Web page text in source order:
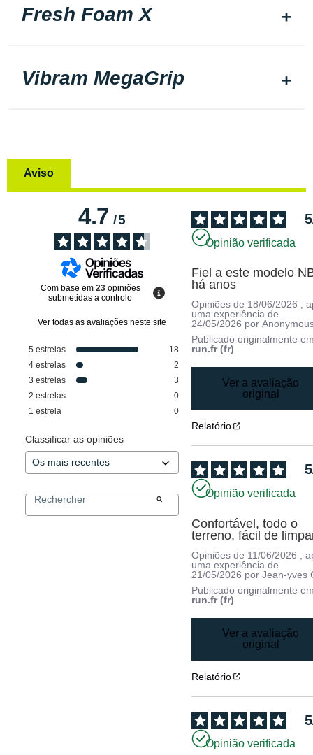
Fresh Foam X
Vibram MegaGrip
Aviso
4.7/5
Com base em 23 opiniões
submetidas a controlo
Ver todas as avaliações neste site
5 estrelas
18
4 estrelas
2
3 estrelas
3
2 estrelas
0
1 estrela 0
Classificar as opiniões
5
Opinião verificada
Fiel a este modelo
há anos
Opiniões de 18/06/2026
,
uma experiência de
24/05/2026 por
Publicado originalmente
run.fr (fr)
Ver a avaliação
original
Relatório
5
Opinião verificada
Confortável, todo o
terreno, fácil de
Opiniões de 11/06/2026
,
uma experiência de
21/05/2026 porJean-yves
Publicado originalmente
run.fr (fr)
Ver a avaliação
original
Relatório
5
Opinião verificada